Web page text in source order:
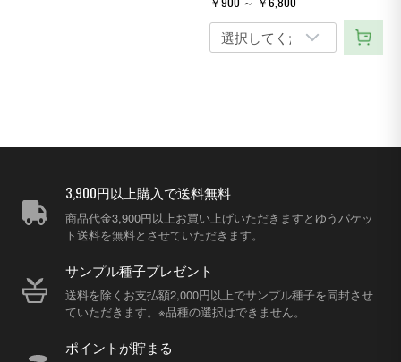
3,900円以上購入で送料無料
商品代金3,900円以上お買い上げいただきますとゆうパケッ
ト送料を無料とさせていただきます。
サンプル種子プレゼント
送料を除くお支払額2,000円以上でサンプル種子を同封させ
ていただきます。※品種の選択はできません。
ポイントが貯まる